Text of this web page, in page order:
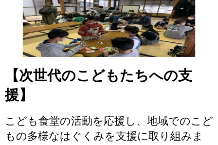
【次世代のこどもたちへの支
援】
こども食堂の活動を応援し、地域でのこど
もの多様なはぐくみを支援に取り組みま